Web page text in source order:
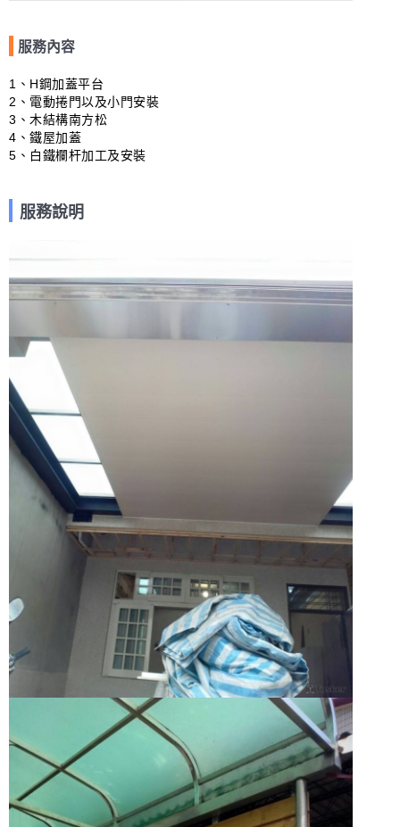
服務內容
1、H鋼加蓋平台
2、電動捲門以及小門安裝
3、木結構南方松
4、鐵屋加蓋
5、白鐵欄杆加工及安裝
服務說明